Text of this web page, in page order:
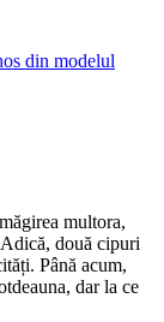
multora,
două cipuri
Până acum,
dar la ce